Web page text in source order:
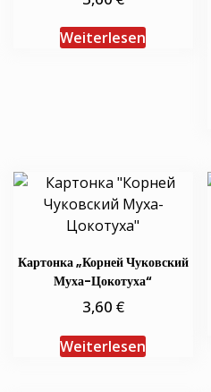
Weiterlesen
Картонка „Корней Чуковский
Муха-Цокотуха“
3,60 €
Weiterlesen